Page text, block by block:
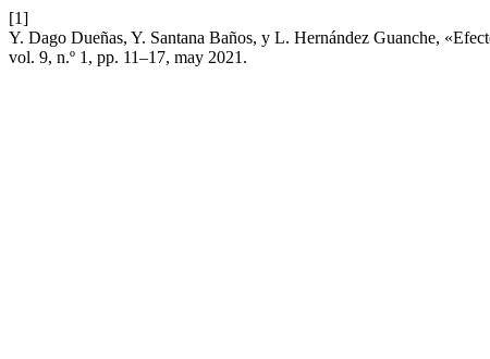
[1]
Y. Dago Dueñas, Y. Santana Baños, y L. Hernández Guanche,
vol. 9, n.º 1, pp. 11–17, may 2021.